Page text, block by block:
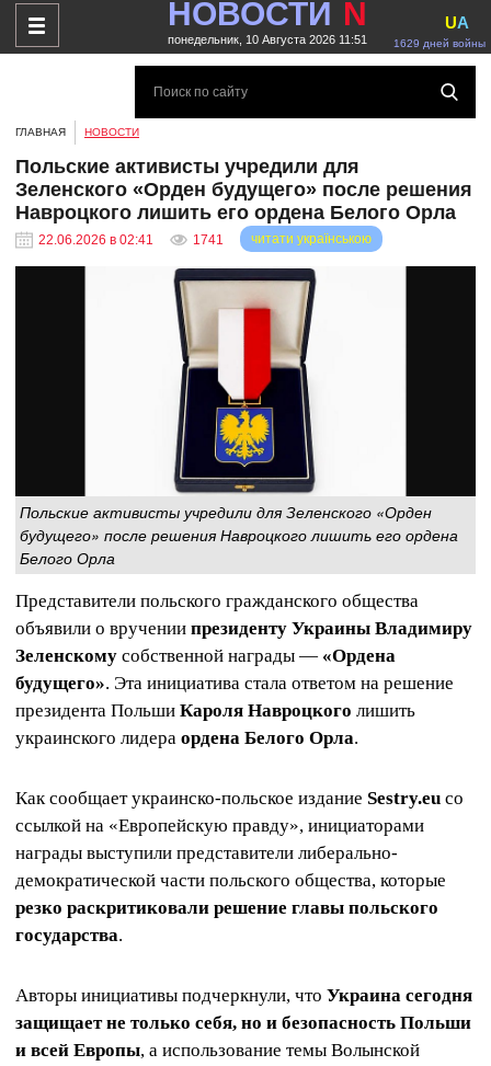
НОВОСТИ N
понедельник, 10 Августа 2026 11:51 1629 дней войны
UA
ГЛАВНАЯ НОВОСТИ
Польские активисты учредили для
Зеленского «Орден будущего» после решения
Навроцкого лишить его ордена Белого Орла
22.06.2026 в 02:41 1741 читати українською
Польские активисты учредили для Зеленского «Орден
будущего» после решения Навроцкого лишить его ордена
Белого Орла
Представители польского гражданского общества
объявили о вручении президенту Украины Владимиру
Зеленскому собственной награды — «Ордена
будущего». Эта инициатива стала ответом на решение
президента Польши Кароля Навроцкого лишить
украинского лидера ордена Белого Орла.
Как сообщает украинско-польское издание Sestry.eu со
ссылкой на «Европейскую правду», инициаторами
награды выступили представители либерально-
демократической части польского общества, которые
резко раскритиковали решение главы польского
государства.
Авторы инициативы подчеркнули, что Украина сегодня
защищает не только себя, но и безопасность Польши
и всей Европы, а использование темы Волынской